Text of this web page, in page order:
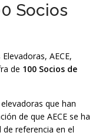
Socios
AECE,
de 100 Socios de
que han
de que AECE se ha
referencia en el